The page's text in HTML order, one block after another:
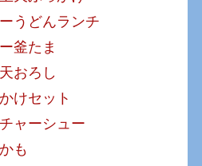
うどんランチ
釜たま
おろし
けセット
ャーシュー
も